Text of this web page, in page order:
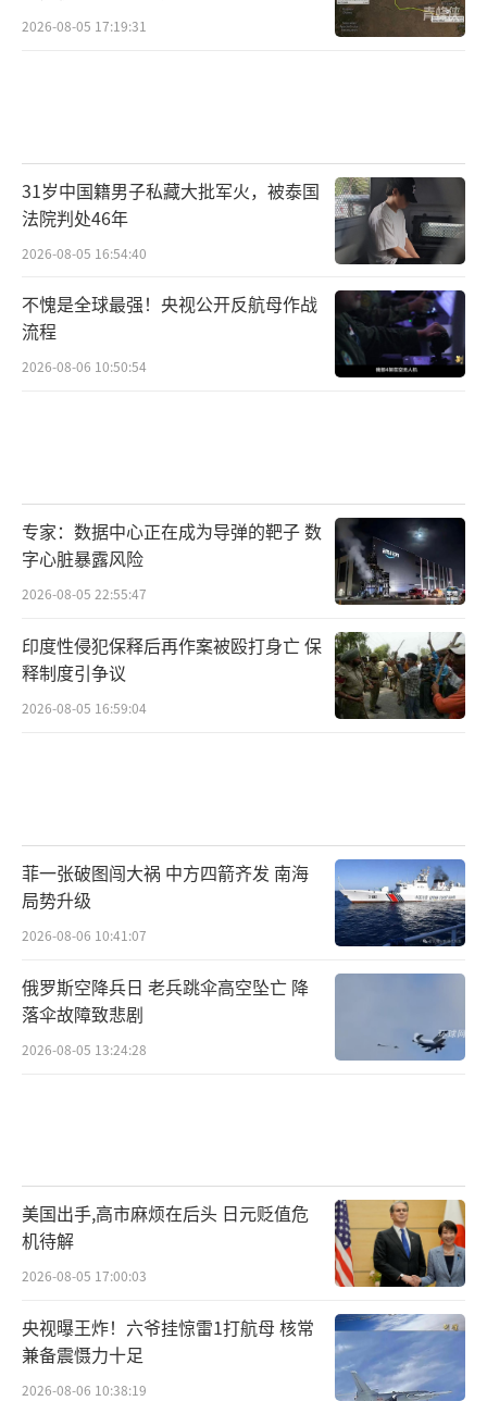
为其印太安全布局中的关键支点。在香格里拉
全事务中承担“新角色”。与此同时，菲律宾
国防部长特奥多罗也表示，菲律宾将进一步强
化威慑能力，扩大安全伙伴网络，并持续深化
宾方面继续渲染地区紧张局势，并试图将自身
塑造为所谓“地区规则秩序”的维护者。日菲
双方在安全议题上的高度协同，显示两国正在
各异，但都被纳入日本正在构建的区域合作网
络之中。在这网络结构中，日本扮演规则制定
者、资源协调者和安全联结者的角色，而各国
则根据自身优势承担不同功能。其最终目标是
构建一个覆盖整个印太地区、能够在经济安全
和战略安全层面相互支撑的合作体系。
什么要推进印太战略”的问题，那么高市版印
太战略则更加关注“如何推进印太战略”的问
题。两者虽然一脉相承，但侧重点已经发生明
显变化。安倍时期的印太战略具有较强的意识
形态色彩。“自由”“民主”“法治”等价值
观是其核心叙事，日本希望通过价值观外交塑
造地区共识，并与美国形成战略呼应。然而，
是强调如何帮助合作伙伴增强自身能力、提高
抗风险水平。
这种变化是日本吸取过去经验后的现实选
择。对于东南亚国家而言，过于浓厚的意识形
态色彩往往意味着卷入大国竞争风险，因此吸
引力有限。相比之下，以经济发展、供应链安
2026-08-05 17:19:31
31岁中国籍男子私藏大批军火，被泰国
法院判处46年
2026-08-05 16:54:40
不愧是全球最强！央视公开反航母作战
流程
2026-08-06 10:50:54
专家：数据中心正在成为导弹的靶子 数
字心脏暴露风险
2026-08-05 22:55:47
印度性侵犯保释后再作案被殴打身亡 保
释制度引争议
2026-08-05 16:59:04
菲一张破图闯大祸 中方四箭齐发 南海
局势升级
2026-08-06 10:41:07
俄罗斯空降兵日 老兵跳伞高空坠亡 降
落伞故障致悲剧
2026-08-05 13:24:28
美国出手,高市麻烦在后头 日元贬值危
机待解
2026-08-05 17:00:03
央视曝王炸！六爷挂惊雷1打航母 核常
兼备震慑力十足
2026-08-06 10:38:19